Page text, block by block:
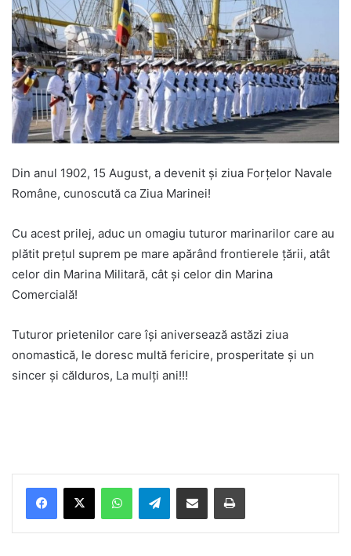
Din anul 1902, 15 August, a devenit și ziua Forțelor Navale
Române, cunoscută ca Ziua Marinei!
Cu acest prilej, aduc un omagiu tuturor marinarilor care au
plătit prețul suprem pe mare apărând frontierele țării, atât
celor din Marina Militară, cât și celor din Marina
Comercială!
Tuturor prietenilor care îşi aniversează astăzi ziua
onomastică, le doresc multă fericire, prosperitate și un
sincer și călduros, La mulți ani!!!
Telegram